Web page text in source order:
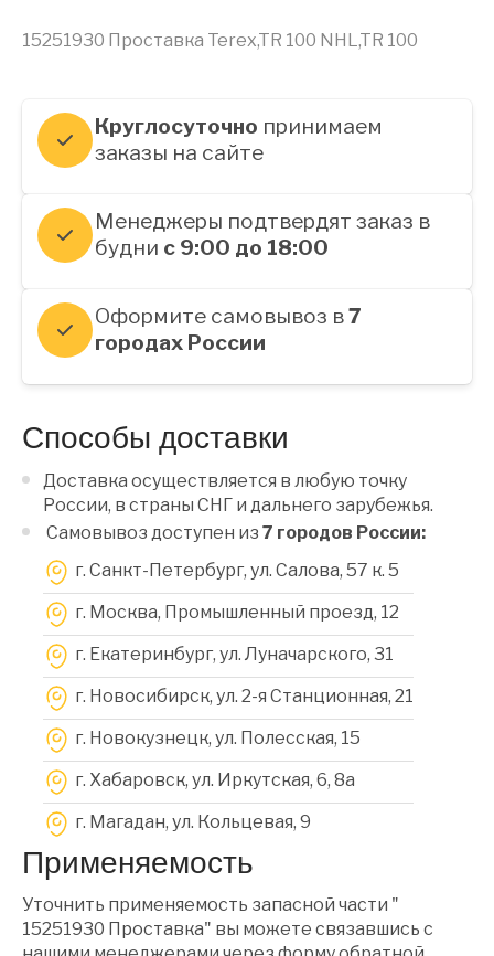
15251930 Проставка Terex,TR 100 NHL,TR 100
Круглосуточно принимаем
заказы на сайте
Менеджеры подтвердят заказ в
будни с 9:00 до 18:00
Оформите самовывоз в7
городах России
Способы доставки
Доставка осуществляется в любую точку
России, в страны СНГ и дальнего зарубежья.
Самовывоз доступен из 7 городов России:
г. Санкт-Петербург, ул. Салова, 57 к. 5
г. Москва, Промышленный проезд, 12
г. Екатеринбург, ул. Луначарского, 31
г. Новосибирск, ул. 2-я Станционная, 21
г. Новокузнецк, ул. Полесская, 15
г. Хабаровск, ул. Иркутская, 6, 8a
г. Магадан, ул. Кольцевая, 9
Применяемость
Уточнить применяемость запасной части "
15251930 Проставка" вы можете связавшись с